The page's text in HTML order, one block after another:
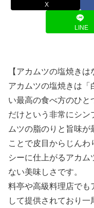
X
LINE
【アカムツの塩焼きは
アカムツの塩焼きは「
い最高の食べ方のひと
だけという非常にシン
ムツの脂のりと旨味
ことで皮目からじん
シーに仕上がるアカ
ない美味しさです。
料亭や高級料理店でも
して提供されており